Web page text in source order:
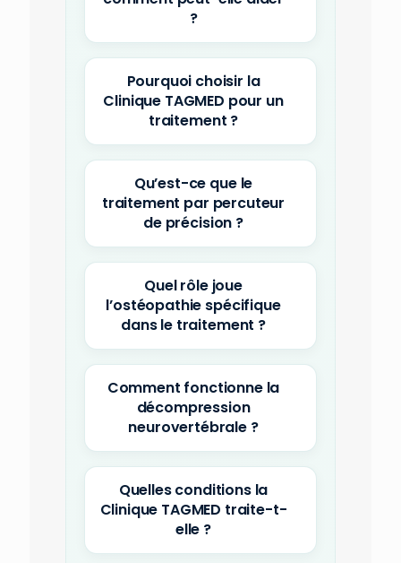
?
Pourquoi choisir la
Clinique TAGMED pour un
traitement ?
Qu’est-ce que le
traitement par percuteur
de précision ?
Quel rôle joue
l’ostéopathie spécifique
dans le traitement ?
Comment fonctionne la
décompression
neurovertébrale ?
Quelles conditions la
Clinique TAGMED traite-t-
elle ?